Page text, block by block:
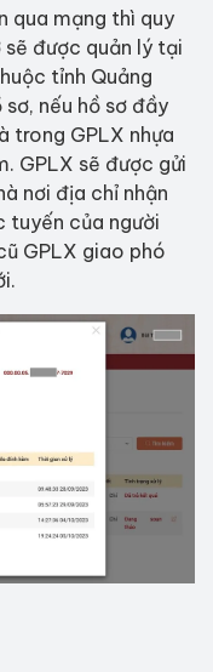
qua mạng thì quy
sẽ được quản lý tại
tỉnh Quảng
nếu hồ sơ đầy
trong GPLX nhựa
GPLX sẽ được gửi
nơi địa chỉ nhận
tuyến của người
GPLX giao phó